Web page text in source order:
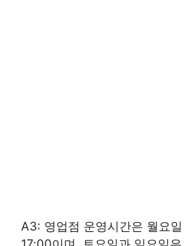
A3: 영업점 운영시간은 월요